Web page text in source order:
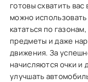
готовы схватить
можно
кататься по
предметы и даже
движения. За
начисляются очки и
улучшать